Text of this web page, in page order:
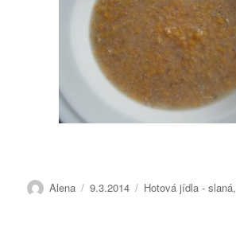
Autor:
Alena Publikováno:
9.3.2014 Rubriky:
Hotová jídla - slaná,